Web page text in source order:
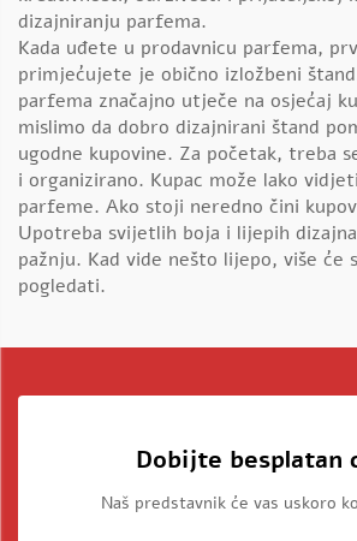
dizajniranju parfema.
Kada uđete u prodavnicu parfema,
primjećujete je obično izložbeni
parfema značajno utječe na osjećaj
mislimo da dobro dizajnirani štand
ugodne kupovine. Za početak, treba
i organizirano. Kupac može lako
parfeme. Ako stoji neredno čini
Upotreba svijetlih boja i lijepih
pažnju. Kad vide nešto lijepo, više će
pogledati.
Dobijte besplatan
Naš predstavnik će vas uskoro